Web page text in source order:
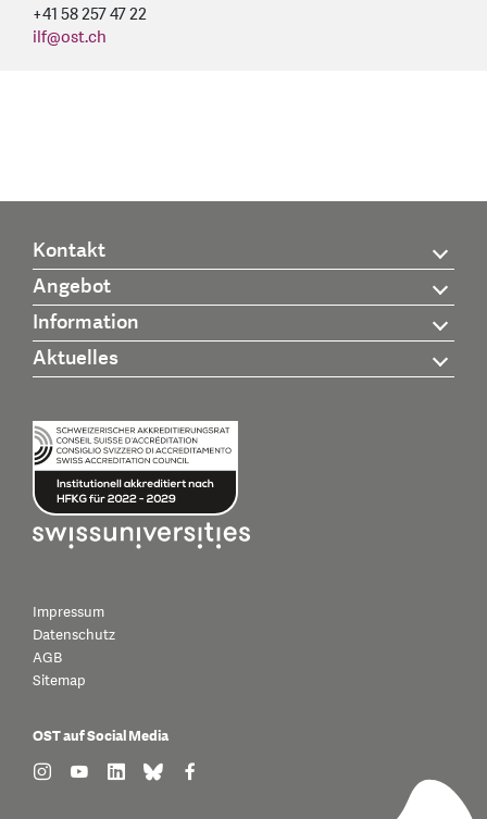
+41 58 257 47 22
ilf@ost.ch
Kontakt
Angebot
Information
Aktuelles
Impressum
Datenschutz
AGB
Sitemap
OST auf Social Media
find us on: instagram
find us on: youtube
find us on: linkedin
find us on: bluesky
find us on: facebook